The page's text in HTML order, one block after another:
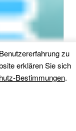
zu
erklären Sie sich
Bestimmungen.